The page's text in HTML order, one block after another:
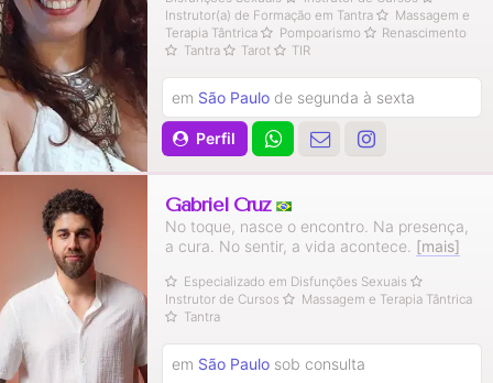
Instrutor(a) de Formação em Tantra
Massagem e
Terapia Tântrica
Pompoarismo
Renascimento
Tantra
Tarot TIR
Perfil
em São Paulo de segunda à sexta
Gabriel Cruz
No toque, nasce o encontro. Na presença,
a cura. No sentir, a vida acontece. [mais]
Especializado em Disfunções Sexuais
Instrutor de Cursos
Massagem e Terapia Tântrica
Tantra
em São Paulo sob consulta